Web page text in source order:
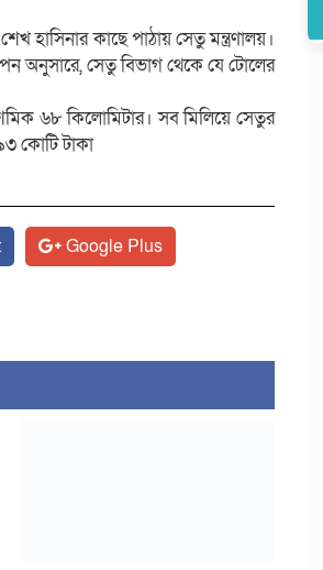
হাসিনার কাছে পাঠায় সেতু মন্ত্রণালয়।
অনুসারে, সেতু বিভাগ থেকে যে টোলের
৬৮ কিলোমিটার। সব মিলিয়ে সেতুর
কোটি টাকা
Google Plus